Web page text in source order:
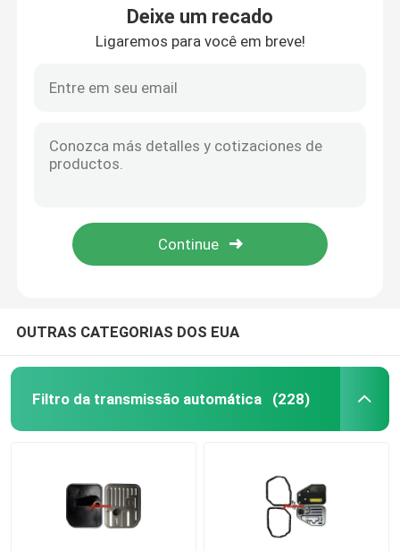
Filtro da transmissão automática
Filtro da transmissão de Toyota
Filtro de líquido da transmissão de Honda
Jogo da revisão da transmissão automática
Ford Transmission Filter
Filtro da transmissão de Mazda
Deixe um recado
Ligaremos para você em breve!
OUTRAS CATEGORIAS DOS EUA
Filtro da transmissão automática (228)